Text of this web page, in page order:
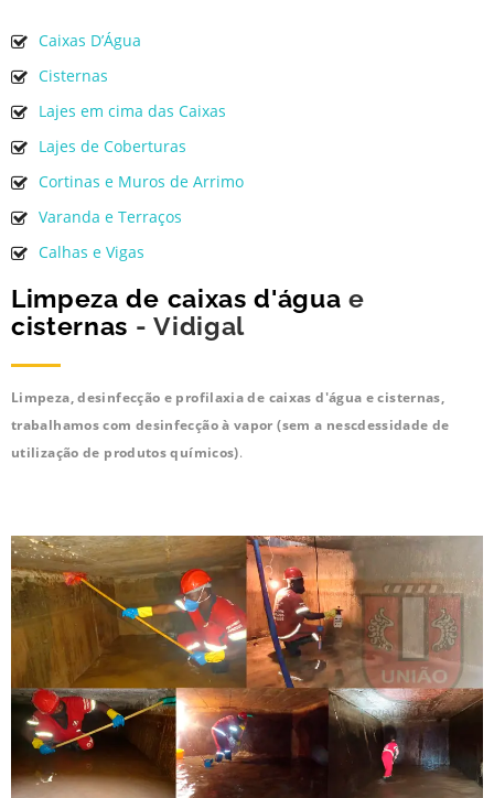
Caixas D’Água
Cisternas
Lajes em cima das Caixas
Lajes de Coberturas
Cortinas e Muros de Arrimo
Varanda e Terraços
Calhas e Vigas
Limpeza de caixas d'água e
cisternas - Vidigal
Limpeza, desinfecção e profilaxia de caixas d'água e cisternas,
trabalhamos com desinfecção à vapor (sem a nescdessidade de
utilização de produtos químicos).